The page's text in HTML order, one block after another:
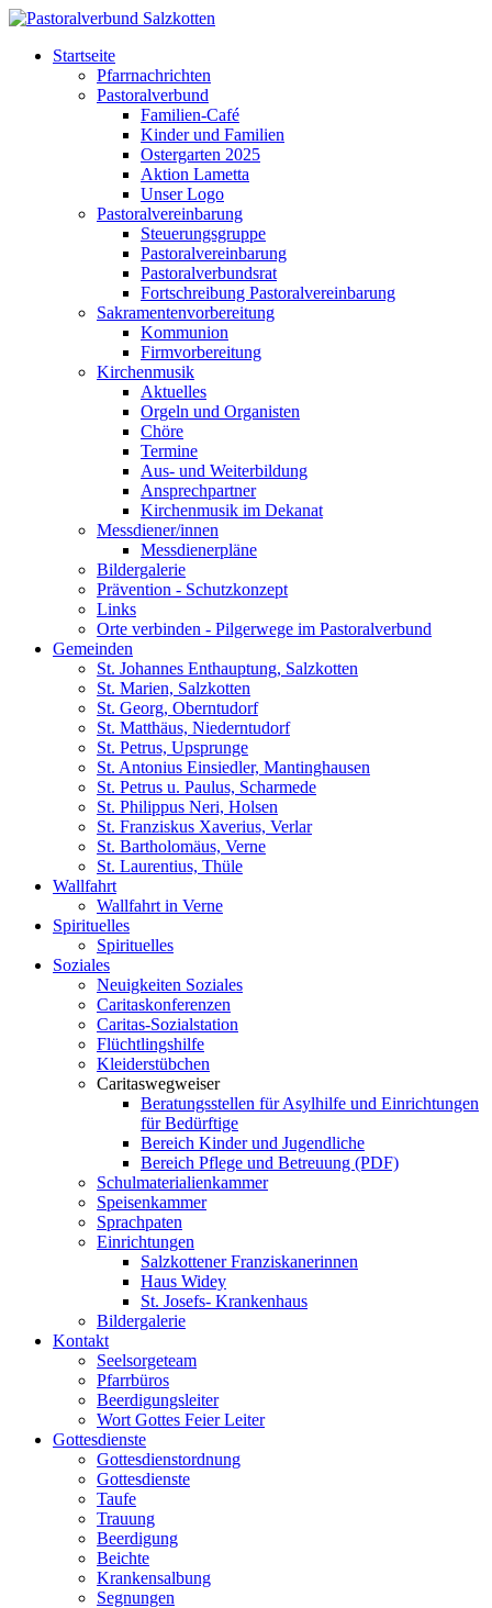
Startseite
Pfarrnachrichten
Pastoralverbund
Familien-Café
Kinder und Familien
Ostergarten 2025
Aktion Lametta
Unser Logo
Pastoralvereinbarung
Steuerungsgruppe
Pastoralvereinbarung
Pastoralverbundsrat
Fortschreibung Pastoralvereinbarung
Sakramentenvorbereitung
Kommunion
Firmvorbereitung
Kirchenmusik
Aktuelles
Orgeln und Organisten
Chöre
Termine
Aus- und Weiterbildung
Ansprechpartner
Kirchenmusik im Dekanat
Messdiener/innen
Messdienerpläne
Bildergalerie
Prävention - Schutzkonzept
Links
Orte verbinden - Pilgerwege im Pastoralverbund
Gemeinden
St. Johannes Enthauptung, Salzkotten
St. Marien, Salzkotten
St. Georg, Oberntudorf
St. Matthäus, Niederntudorf
St. Petrus, Upsprunge
St. Antonius Einsiedler, Mantinghausen
St. Petrus u. Paulus, Scharmede
St. Philippus Neri, Holsen
St. Franziskus Xaverius, Verlar
St. Bartholomäus, Verne
St. Laurentius, Thüle
Wallfahrt
Wallfahrt in Verne
Spirituelles
Spirituelles
Soziales
Neuigkeiten Soziales
Caritaskonferenzen
Caritas-Sozialstation
Flüchtlingshilfe
Kleiderstübchen
Caritaswegweiser
Beratungsstellen für Asylhilfe und Einrichtungen
für Bedürftige
Bereich Kinder und Jugendliche
Bereich Pflege und Betreuung (PDF)
Schulmaterialienkammer
Speisenkammer
Sprachpaten
Einrichtungen
Salzkottener Franziskanerinnen
Haus Widey
St. Josefs- Krankenhaus
Bildergalerie
Kontakt
Seelsorgeteam
Pfarrbüros
Beerdigungsleiter
Wort Gottes Feier Leiter
Gottesdienste
Gottesdienstordnung
Gottesdienste
Taufe
Trauung
Beerdigung
Beichte
Krankensalbung
Segnungen